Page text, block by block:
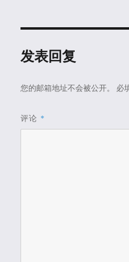
发表回复
您的邮箱地址不会被公开。 必
评论 *